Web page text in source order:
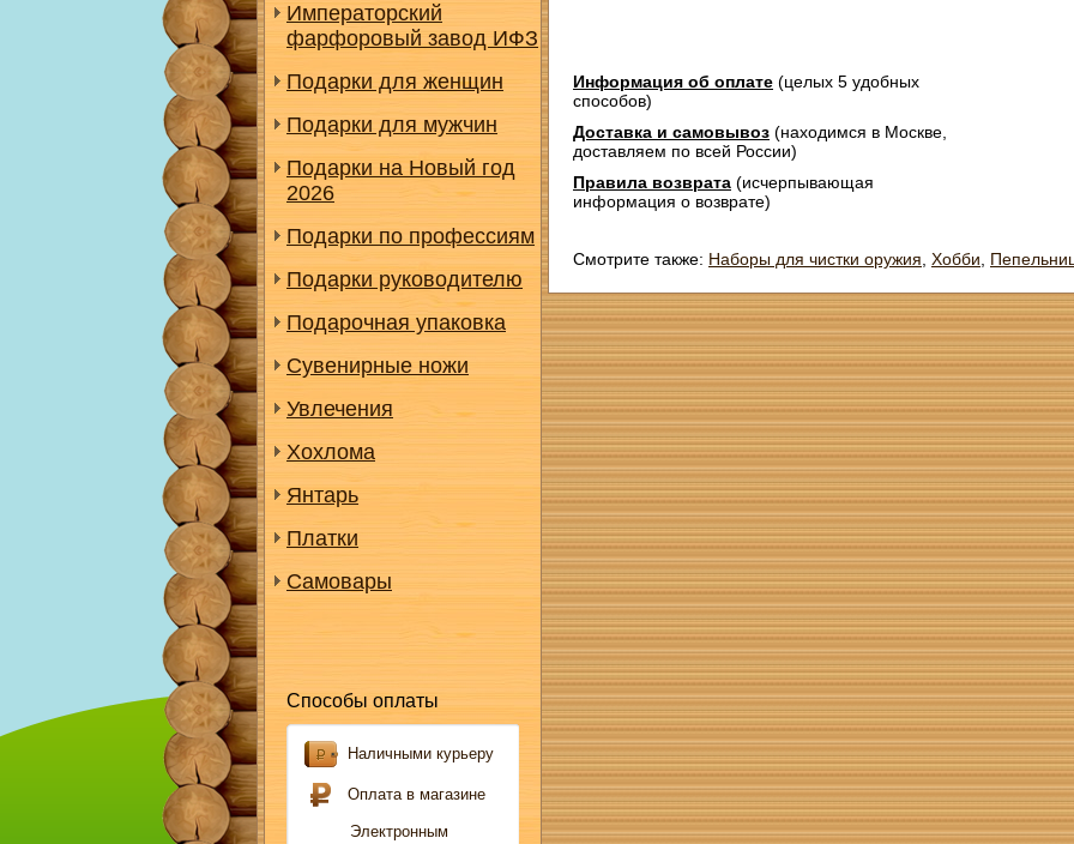
Императорский
фарфоровый завод ИФЗ
Подарки для женщин
Подарки для мужчин
Подарки на Новый год
2026
Подарки по профессиям
Подарки руководителю
Подарочная упаковка
Сувенирные ножи
Увлечения
Хохлома
Янтарь
Платки
Самовары
Способы оплаты
Наличными курьеру
Оплата в магазине
Электронным
Информация об оплате (целых 5 удобных
способов)
Доставка и самовывоз (находимся в Москве,
доставляем по всей России)
Правила возврата (исчерпывающая
информация о возврате)
Смотрите также: Наборы для чистки оружия Хобби